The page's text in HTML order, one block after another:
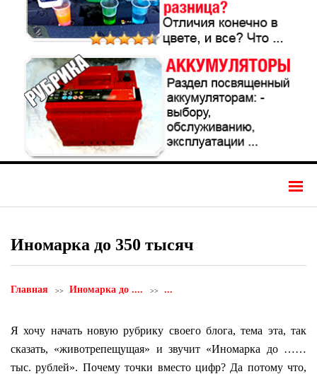
Иномарка до 350 тысяч
Главная Иномарка до .... ...
Я хочу начать новую рубрику своего блога, тема эта, так
сказать, «животрепещущая» и звучит «Иномарка до ……
тыс. рублей». Почему точки вместо цифр? Да потому что,